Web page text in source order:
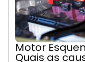
Motor
Quais as